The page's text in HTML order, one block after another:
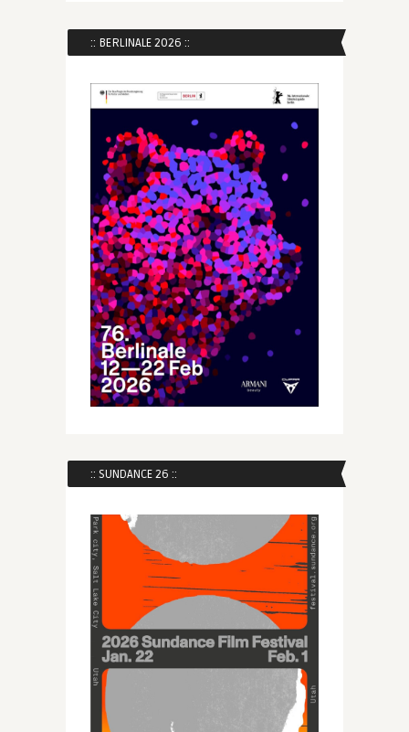
:: BERLINALE 2026 ::
:: SUNDANCE 26 ::